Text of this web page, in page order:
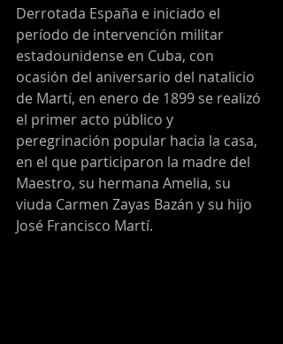
Derrotada España e iniciado el
período de intervención militar
estadounidense en Cuba, con
ocasión del aniversario del natalicio
de Martí, en enero de 1899 se realizó
el primer acto público y
peregrinación popular hacia la casa,
en el que participaron la madre del
Maestro, su hermana Amelia, su
viuda Carmen Zayas Bazán y su hijo
José Francisco Martí.